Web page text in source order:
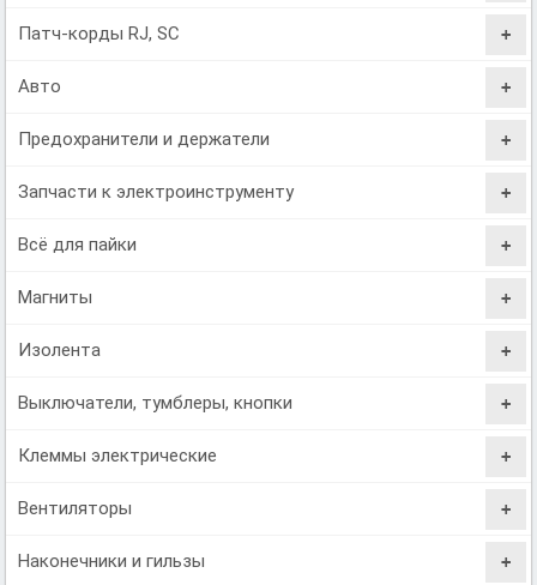
Патч-корды RJ, SC
Авто
Предохранители и держатели
Запчасти к электроинструменту
Всё для пайки
Магниты
Изолента
Выключатели, тумблеры, кнопки
Клеммы электрические
Вентиляторы
Наконечники и гильзы